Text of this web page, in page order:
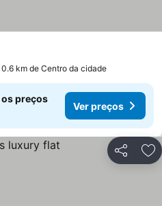
preços
0.6 km de Centro da cidade
os preços
Ver preços
Partilhar